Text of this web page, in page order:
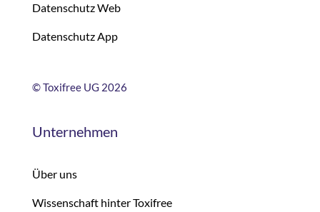
Datenschutz Web
Datenschutz App
©Toxifree UG 2026
Unternehmen
Über uns
Wissenschaft hinter Toxifree